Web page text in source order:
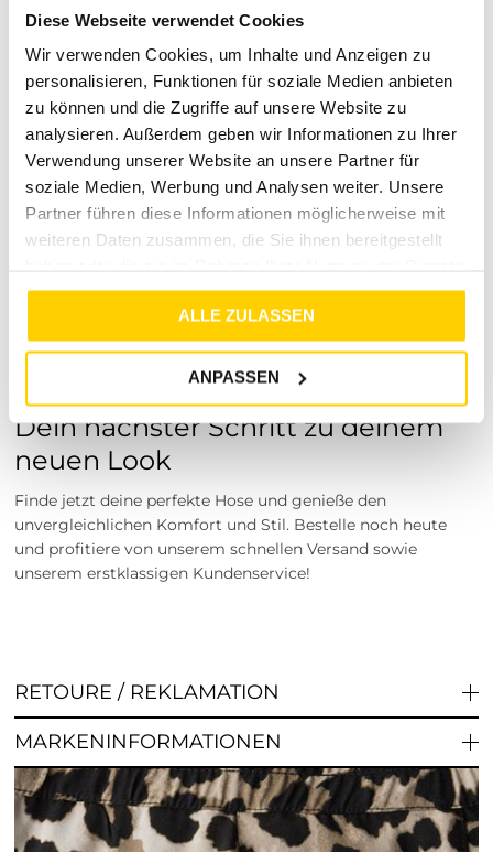
Diese Webseite verwendet Cookies
Wir verwenden Cookies, um Inhalte und Anzeigen zu
personalisieren, Funktionen für soziale Medien anbieten
zu können und die Zugriffe auf unsere Website zu
analysieren. Außerdem geben wir Informationen zu Ihrer
Verwendung unserer Website an unsere Partner für
soziale Medien, Werbung und Analysen weiter. Unsere
Partner führen diese Informationen möglicherweise mit
weiteren Daten zusammen, die Sie ihnen bereitgestellt
gesammelt haben.
ALLE ZULASSEN
ANPASSEN
Vielseitigkeit:Perfekt kombinierbar für
Nachhaltige Materialien:Hergestellt aus 100%
Viskose, umweltfreundlich und langlebig
Warte nicht länger und bereichere deinen Kleiderschrank
mit dieser stilvollengemusterten Wide Leg Hose. Erlebe
Mode, die nicht nur gut aussieht, sondern sich auch
fantastisch anfühlt. Jetzt zuschlagen und deinen
persönlichen Stil unterstreichen!
Garantien und Kundenservice
Wir sind von der Qualität unserer Produkte überzeugt.
Solltest du dennoch nicht zufrieden sein, kannst du von
unserer 30-tägigen Rückgabegarantie Gebrauch machen.
Unser Kundenservice steht dir jederzeit für Fragen und
Dein nächster Schritt zu deinem
neuen Look
Finde jetzt deine perfekte Hose und genieße den
unvergleichlichen Komfort und Stil. Bestelle noch heute
und profitiere von unserem schnellen Versand sowie
unserem erstklassigen Kundenservice!
RETOURE / REKLAMATION
MARKENINFORMATIONEN